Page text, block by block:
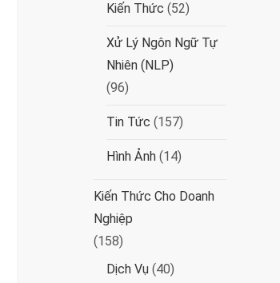
Kiến Thức (52)
Xử Lý Ngôn Ngữ Tự
Nhiên (NLP)
(96)
Tin Tức (157)
Hình Ảnh (14)
Kiến Thức Cho Doanh
Nghiệp
(158)
Dịch Vụ (40)